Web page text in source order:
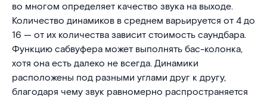
во многом определяет качество звука на выходе.
Количество динамиков в среднем варьируется от 4 до
16 — от их количества зависит стоимость саундбара.
Функцию сабвуфера может выполнять бас-колонка,
хотя она есть далеко не всегда. Динамики
расположены под разными углами друг к другу,
благодаря чему звук равномерно распространяется